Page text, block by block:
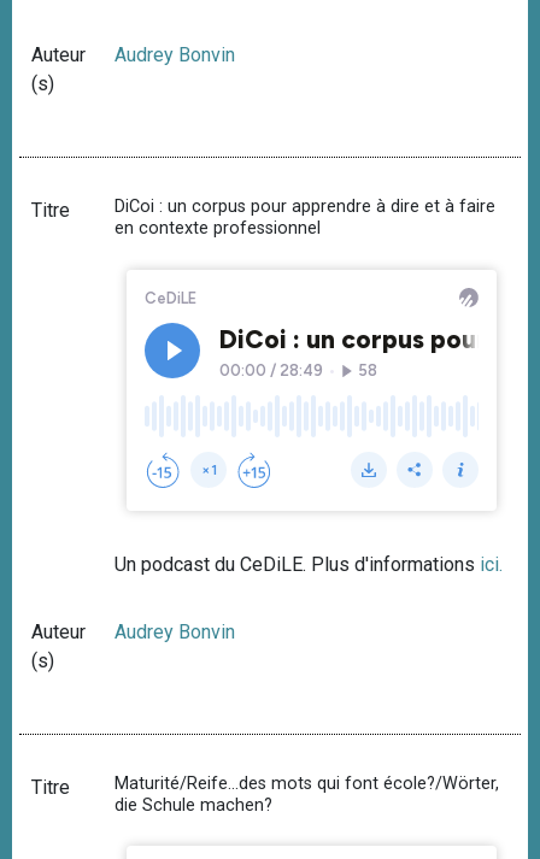
Auteur
(s)
Audrey Bonvin
Titre
DiCoi : un corpus pour apprendre à dire et à faire
en contexte professionnel
Un podcast du CeDiLE. Plus d'informations ici.
Auteur
(s)
Audrey Bonvin
Titre
Maturité/Reife...des mots qui font école?/Wörter,
die Schule machen?